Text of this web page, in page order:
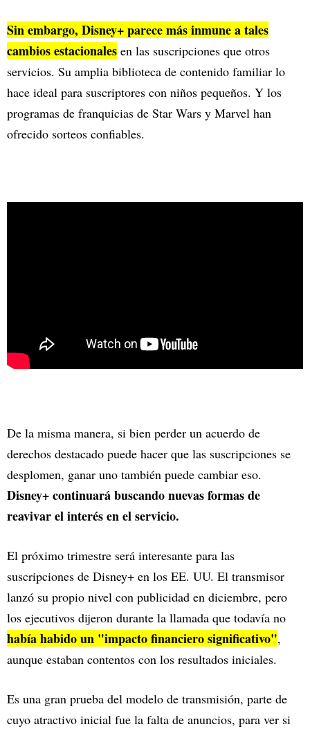
Sin embargo, Disney+ parece más inmune a tales
cambios estacionales en las suscripciones que otros
servicios. Su amplia biblioteca de contenido familiar lo
hace ideal para suscriptores con niños pequeños. Y los
programas de franquicias de Star Wars y Marvel han
ofrecido sorteos confiables.
De la misma manera, si bien perder un acuerdo de
derechos destacado puede hacer que las suscripciones se
desplomen, ganar uno también puede cambiar eso.
Disney+ continuará buscando nuevas formas de
reavivar el interés en el servicio.
El próximo trimestre será interesante para las
suscripciones de Disney+ en los EE. UU. El transmisor
lanzó su propio nivel con publicidad en diciembre, pero
los ejecutivos dijeron durante la llamada que todavía no
había habido un "impacto financiero significativo",
aunque estaban contentos con los resultados iniciales.
Es una gran prueba del modelo de transmisión, parte de
cuyo atractivo inicial fue la falta de anuncios, para ver si